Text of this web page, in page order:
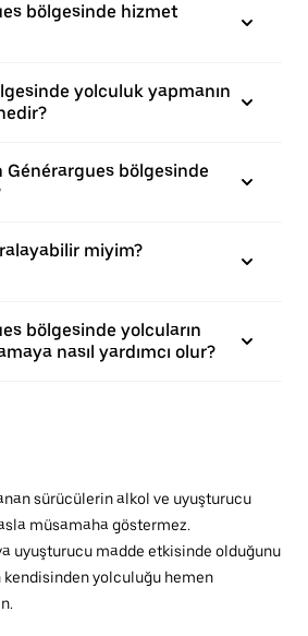
bölgesinde hizmet
yolculuk yapmanın
Générargues bölgesinde
miyim?
bölgesinde yolcuların
nasıl yardımcı olur?
sürücülerin alkol ve uyuşturucu
müsamaha göstermez.
uyuşturucu madde etkisinde olduğunu
kendisinden yolculuğu hemen